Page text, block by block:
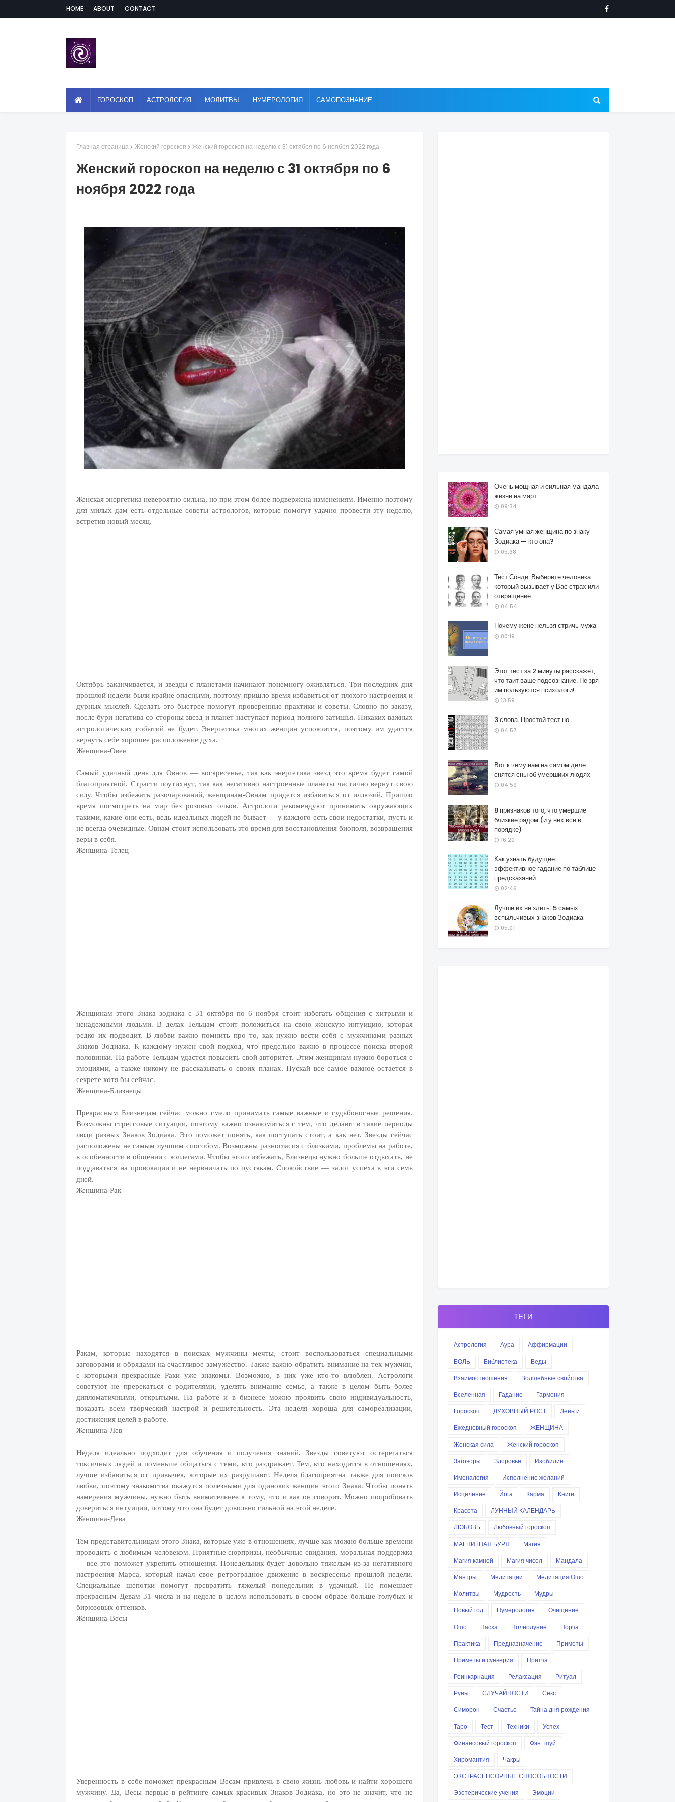
HOME ABOUT CONTACT
ГОРОСКОП АСТРОЛОГИЯ МОЛИТВЫ НУМЕРОЛОГИЯ САМОПОЗНАНИЕ
Главная страница Женский гороскоп Женский гороскоп на неделю с 31 октября по 6 ноября 2022 года
Женский гороскоп на неделю с 31 октября по 6
ноября 2022 года
Женская энергетика невероятно сильна, но при этом более подвержена изменениям. Именно поэтому
для милых дам есть отдельные советы астрологов, которые помогут удачно провести эту неделю,
встретив новый месяц.
Октябрь заканчивается, и звезды с планетами начинают понемногу оживляться. Три последних дня
прошлой недели были крайне опасными, поэтому пришло время избавиться от плохого настроения и
дурных мыслей. Сделать это быстрее помогут проверенные практики и советы. Словно по заказу,
после бури негатива со стороны звезд и планет наступает период полного затишья. Никаких важных
астрологических событий не будет. Энергетика многих женщин успокоится, поэтому им удастся
вернуть себе хорошее расположение духа.
Женщина-Овен
Самый удачный день для Овнов — воскресенье, так как энергетика звезд это время будет самой
благоприятной. Страсти поутихнут, так как негативно настроенные планеты частично вернут свою
силу. Чтобы избежать разочарований, женщинам-Овнам придется избавиться от иллюзий. Пришло
время посмотреть на мир без розовых очков. Астрологи рекомендуют принимать окружающих
такими, какие они есть, ведь идеальных людей не бывает — у каждого есть свои недостатки, пусть и
не всегда очевидные. Овнам стоит использовать это время для восстановления биополя, возвращения
веры в себя.
Женщина-Телец
Женщинам этого Знака зодиака с 31 октября по 6 ноября стоит избегать общения с хитрыми и
ненадежными людьми. В делах Тельцам стоит положиться на свою женскую интуицию, которая
редко их подводит. В любви важно помнить про то, как нужно вести себя с мужчинами разных
Знаков Зодиака. К каждому нужен свой подход, что предельно важно в процессе поиска второй
половинки. На работе Тельцам удастся повысить свой авторитет. Этим женщинам нужно бороться с
эмоциями, а также никому не рассказывать о своих планах. Пускай все самое важное остается в
секрете хотя бы сейчас.
Женщина-Близнецы
Прекрасным Близнецам сейчас можно смело принимать самые важные и судьбоносные решения.
Возможны стрессовые ситуации, поэтому важно ознакомиться с тем, что делают в такие периоды
люди разных Знаков Зодиака. Это поможет понять, как поступать стоит, а как нет. Звезды сейчас
расположены не самым лучшим способом. Возможны разногласия с близкими, проблемы на работе,
в особенности в общении с коллегами. Чтобы этого избежать, Близнецы нужно больше отдыхать, не
поддаваться на провокации и не нервничать по пустякам. Спокойствие — залог успеха в эти семь
дней.
Женщина-Рак
Ракам, которые находятся в поисках мужчины мечты, стоит воспользоваться специальными
заговорами и обрядами на счастливое замужество. Также важно обратить внимание на тех мужчин,
с которыми прекрасные Раки уже знакомы. Возможно, в них уже кто-то влюблен. Астрологи
советуют не пререкаться с родителями, уделять внимание семье, а также в целом быть более
дипломатичными, открытыми. На работе и в бизнесе можно проявить свою индивидуальность,
показать всем творческий настрой и решительность. Эта неделя хороша для самореализации,
достижения целей в работе.
Женщина-Лев
Неделя идеально подходит для обучения и получения знаний. Звезды советуют остерегаться
токсичных людей и поменьше общаться с теми, кто раздражает. Тем, кто находится в отношениях,
лучше избавиться от привычек, которые их разрушают. Неделя благоприятна также для поисков
любви, поэтому знакомства окажутся полезными для одиноких женщин этого Знака. Чтобы понять
намерения мужчины, нужно быть внимательнее к тому, что и как он говорит. Можно попробовать
довериться интуиции, потому что она будет довольно сильной на этой неделе.
Женщина-Дева
Тем представительницам этого Знака, которые уже в отношениях, лучше как можно больше времени
проводить с любимым человеком. Приятные сюрпризы, необычные свидания, моральная поддержка
— все это поможет укрепить отношения. Понедельник будет довольно тяжелым из-за негативного
настроения Марса, который начал свое ретроградное движение в воскресенье прошлой недели.
Специальные шепотки помогут превратить тяжелый понедельник в удачный. Не помешает
прекрасным Девам 31 числа и на неделе в целом использовать в своем образе больше голубых и
бирюзовых оттенков.
Женщина-Весы
Уверенность в себе поможет прекрасным Весам привлечь в свою жизнь любовь и найти хорошего
мужчину. Да, Весы первые в рейтинге самых красивых Знаков Зодиака, но это не значит, что не
Очень мощная и сильная мандала
жизни на март
09:34
Самая умная женщина по знаку
Зодиака — кто она?
05:38
Тест Сонди: Выберите человека
который вызывает у Вас страх или
отвращение
04:54
Почему жене нельзя стричь мужа
00:19
Этот тест за 2 минуты расскажет,
что таит ваше подсознание. Не зря
им пользуются психологи!
13:59
3 слова. Простой тест но..
04:57
Вот к чему нам на самом деле
снятся сны об умершиих людях
04:59
8 признаков того, что умершие
близкие рядом (и у них все в
порядке)
16:20
Как узнать будущее:
эффективное гадание по таблице
предсказаний
02:46
Лучше их не злить: 5 самых
вспыльчивых знаков Зодиака
05:01
ТЕГИ
Астрология Аура
Аффирмации
БОЛЬ
Библиотека
Веды
Взаимоотношения
Волшебные свойства
Вселенная
Гадание
Гармония
Гороскоп
ДУХОВНЫЙ РОСТ
Деньги
Ежедневный гороскоп
ЖЕНЩИНА
Женская сила
Женский гороскоп
Заговоры
Здоровье
Изобилие
Именалогия
Исполнение желаний
Исцеление
Йога Карма
Книги
Красота
ЛУННЫЙ КАЛЕНДАРЬ
ЛЮБОВЬ
Любовный гороскоп
МАГНИТНАЯ БУРЯ
Магия
Магия камней
Магия чисел
Мандала
Мантры
Медитации
Медитация Ошо
Молитвы
Мудрость
Мудры
Новый год
Нумерология
Очищение
Ошо
Пасха Полнолуние
Порча
Практика
Предназначение
Приметы
Приметы и суеверия
Притча
Реинкарнация
Релаксация
Ритуал
Руны
СЛУЧАЙНОСТИ
Секс
Симорон
Счастье
Тайна дня рождения
Таро
Тест Техники
Успех
Финансовый гороскоп
Фэн-шуй
Хиромантия
Чакры
ЭКСТРАСЕНСОРНЫЕ СПОСОБНОСТИ
Эзотерические учения
Эмоции